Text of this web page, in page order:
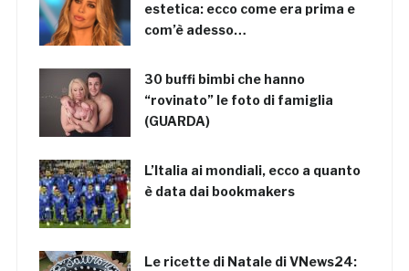
estetica: ecco come era prima e
com’è adesso…
30 buffi bimbi che hanno
“rovinato” le foto di famiglia
(GUARDA)
L’Italia ai mondiali, ecco a quanto
è data dai bookmakers
Le ricette di Natale di VNews24: